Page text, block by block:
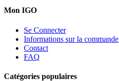
Mon IGO
Se Connecter
Informations sur la commande
Contact
FAQ
Catégories populaires